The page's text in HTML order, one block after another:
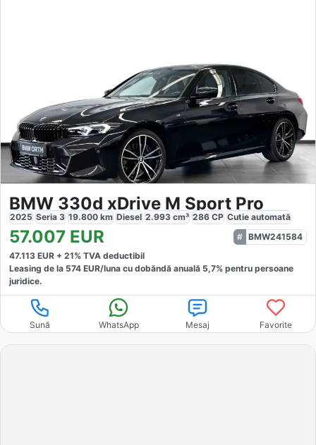
BMW 330d xDrive M Sport Pro
2025 Seria 3 19.800 km Diesel 2.993 cm³ 286 CP Cutie automată
57.007 EUR
BMW241584
47.113 EUR + 21% TVA deductibil
Leasing de la 574 EUR/luna cu dobăndă anuală 5,7% pentru persoane
juridice.
Sună WhatsApp Mesaj Favorite